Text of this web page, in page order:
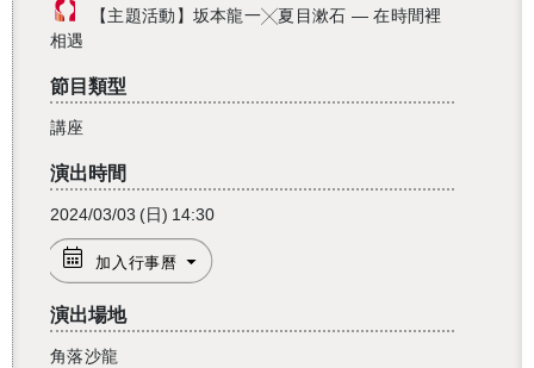
【主題活動】坂本龍一╳夏目漱石 ― 在時間裡
相遇
節目類型
講座
演出時間
2024/03/03 (日) 14:30
加入行事曆
演出場地
角落沙龍